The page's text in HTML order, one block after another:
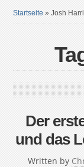
Startseite »Josh
Der
und das
Written by